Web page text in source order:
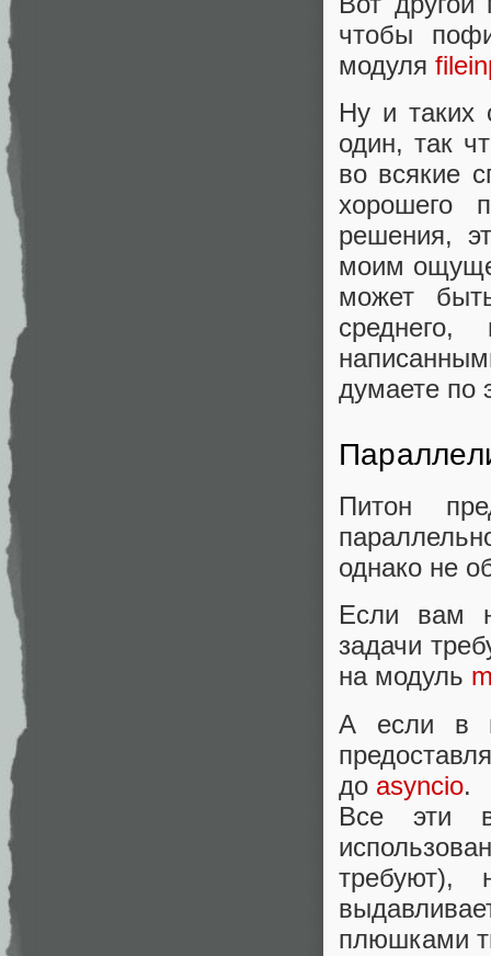
чтобы
модуля
Ну и таких
один, так
во всякие
хорошего
решения,
моим
может
думаете по
Питон
однако не
Если вам
задачи
на модуль
А если в
до asyncio.
Все эти
требуют),
плюшками